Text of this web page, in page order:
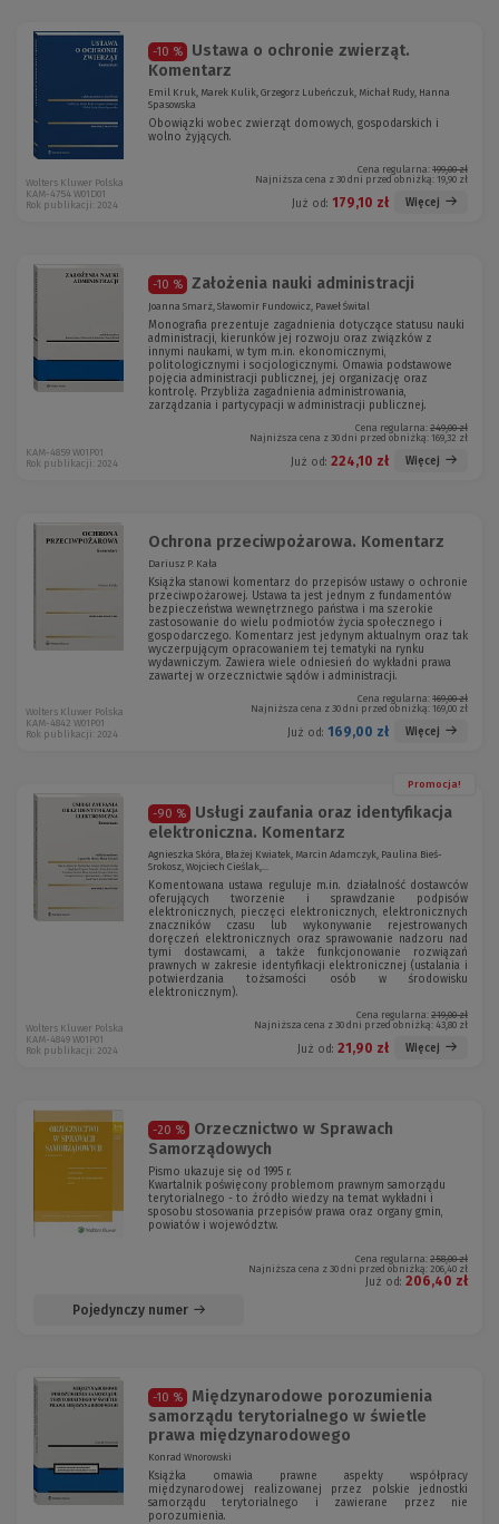
-10 %
Ustawa o ochronie zwierząt.
Komentarz
Emil Kruk, Marek Kulik, Grzegorz Lubeńczuk, Michał Rudy, Hanna
Spasowska
Obowiązki wobec zwierząt domowych, gospodarskich i
wolno żyjących.
Cena regularna: 199,00 zł
Najniższa cena z 30 dni przed obniżką: 19,90 zł
Już od: 179,10 zł Więcej
Wolters Kluwer Polska
KAM-4754 W01D01
Rok publikacji: 2024
-10 % Założenia nauki administracji
Joanna Smarż, Sławomir Fundowicz, Paweł Śwital
Monografia prezentuje zagadnienia dotyczące statusu nauki
administracji, kierunków jej rozwoju oraz związków z
innymi naukami, w tym m.in. ekonomicznymi,
politologicznymi i socjologicznymi. Omawia podstawowe
pojęcia administracji publicznej, jej organizację oraz
kontrolę. Przybliża zagadnienia administrowania,
zarządzania i partycypacji w administracji publicznej.
Cena regularna: 249,00 zł
Najniższa cena z 30 dni przed obniżką: 169,32 zł
Już od: 224,10 zł Więcej
KAM-4859 W01P01
Rok publikacji: 2024
Ochrona przeciwpożarowa. Komentarz
Dariusz P. Kała
Książka stanowi komentarz do przepisów ustawy o ochronie
przeciwpożarowej. Ustawa ta jest jednym z fundamentów
bezpieczeństwa wewnętrznego państwa i ma szerokie
zastosowanie do wielu podmiotów życia społecznego i
gospodarczego. Komentarz jest jedynym aktualnym oraz tak
wyczerpującym opracowaniem tej tematyki na rynku
wydawniczym. Zawiera wiele odniesień do wykładni prawa
zawartej w orzecznictwie sądów i administracji.
Cena regularna: 169,00 zł
Najniższa cena z 30 dni przed obniżką: 169,00 zł
Już od: 169,00 zł Więcej
Wolters Kluwer Polska
KAM-4842 W01P01
Rok publikacji: 2024
Promocja!
-90 %
Usługi zaufania oraz identyfikacja
elektroniczna. Komentarz
Agnieszka Skóra, Błażej Kwiatek, Marcin Adamczyk, Paulina Bieś-
Srokosz, Wojciech Cieślak,...
Komentowana ustawa reguluje m.in. działalność dostawców
oferujących tworzenie i sprawdzanie podpisów
elektronicznych, pieczęci elektronicznych, elektronicznych
znaczników czasu lub wykonywanie rejestrowanych
doręczeń elektronicznych oraz sprawowanie nadzoru nad
tymi dostawcami, a także funkcjonowanie rozwiązań
prawnych w zakresie identyfikacji elektronicznej (ustalania i
potwierdzania tożsamości osób w środowisku
elektronicznym).
Cena regularna: 219,00 zł
Najniższa cena z 30 dni przed obniżką: 43,80 zł
Już od: 21,90 zł Więcej
Wolters Kluwer Polska
KAM-4849 W01P01
Rok publikacji: 2024
-20 %
Orzecznictwo w Sprawach
Samorządowych
Pismo ukazuje się od 1995 r.
Kwartalnik poświęcony problemom prawnym samorządu
terytorialnego - to źródło wiedzy na temat wykładni i
sposobu stosowania przepisów prawa oraz organy gmin,
powiatów i województw.
Cena regularna: 258,00 zł
Najniższa cena z 30 dni przed obniżką: 206,40 zł
Już od: 206,40 zł
Pojedynczy numer
-10 %
Międzynarodowe porozumienia
samorządu terytorialnego w świetle
prawa międzynarodowego
Konrad Wnorowski
Książka omawia prawne aspekty współpracy
międzynarodowej realizowanej przez polskie jednostki
samorządu terytorialnego i zawierane przez nie
porozumienia.